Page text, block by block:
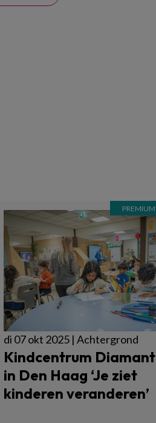
di 07 okt 2025 | Achtergrond
Kindcentrum Diamant
in Den Haag ‘Je ziet
kinderen veranderen’